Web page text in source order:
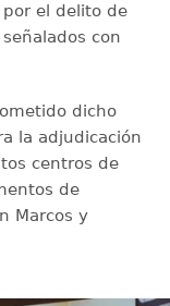
por el delito de
con
dicho
la adjudicación
centros de
de
Marcos y